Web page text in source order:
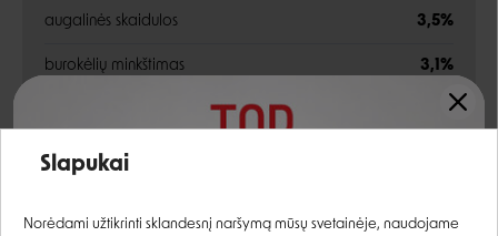
augalinės skaidulos 3,5%
burokėlių minkštimas 3,1%
kukurūzų glitimas, alaus mielės, žuvų taukai, mineralai
salyklo ekstraktas
Slapukai
Norėdami užtikrinti sklandesnį naršymą mūsų svetainėje, naudojame